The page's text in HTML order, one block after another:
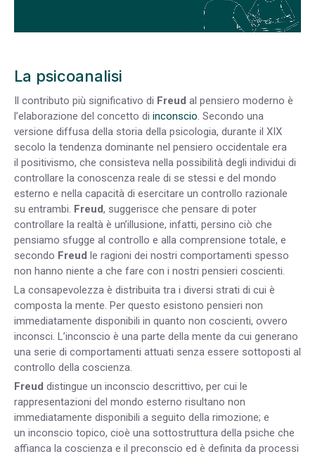
La psicoanalisi
Il contributo più significativo di Freud al pensiero moderno è
l’elaborazione del concetto di inconscio. Secondo una
versione diffusa della storia della psicologia, durante il XIX
secolo la tendenza dominante nel pensiero occidentale era
il positivismo, che consisteva nella possibilità degli individui di
controllare la conoscenza reale di se stessi e del mondo
esterno e nella capacità di esercitare un controllo razionale
su entrambi. Freud, suggerisce che pensare di poter
controllare la realtà è un’illusione, infatti, persino ciò che
pensiamo sfugge al controllo e alla comprensione totale, e
secondo Freud le ragioni dei nostri comportamenti spesso
non hanno niente a che fare con i nostri pensieri coscienti.
La consapevolezza è distribuita tra i diversi strati di cui è
composta la mente. Per questo esistono pensieri non
immediatamente disponibili in quanto non coscienti, ovvero
inconsci. L’inconscio è una parte della mente da cui generano
una serie di comportamenti attuati senza essere sottoposti al
controllo della coscienza.
Freud distingue un inconscio descrittivo, per cui le
rappresentazioni del mondo esterno risultano non
immediatamente disponibili a seguito della rimozione; e
un inconscio topico, cioè una sottostruttura della psiche che
affianca la coscienza e il preconscio ed è definita da processi